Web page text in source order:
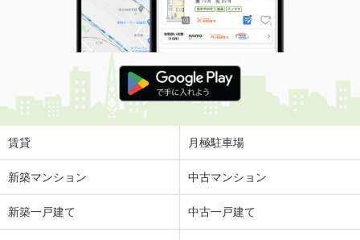
賃貸 月極駐車場
新築マンション 中古マンション
新築一戸建て 中古一戸建て